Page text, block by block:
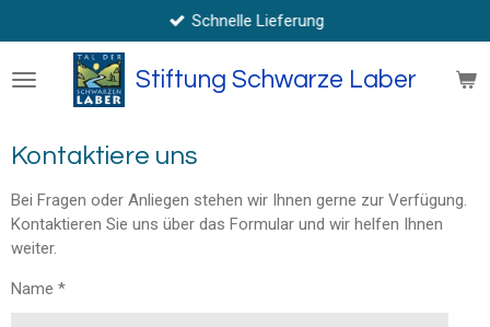
Hauptinhalt
springen
Stiftung Schwarze Laber
Schnelle Lieferung
Kontaktiere uns
Bei Fragen oder Anliegen stehen wir Ihnen gerne zur Verfügung.
Kontaktieren Sie uns über das Formular und wir helfen Ihnen
weiter.
Name *